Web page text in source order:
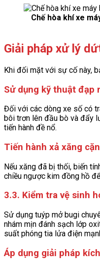
Chế hòa khí xe
Giải pháp xử lý
Khi đối mặt với sự cố này,
Sử dụng kỹ thuật đạp
Đối với các dòng xe số có
bôi trơn lên đầu bò và đẩy
tiến hành đề nổ.
Tiến hành xả xăng
Nếu xăng đã bị thối, biến
chiều ngược kim đồng hồ
3.3. Kiểm tra vệ sinh
Sử dụng tuýp mở bugi
nhám mịn đánh sạch lớp
suất phóng tia lửa điện
Áp dụng giải pháp